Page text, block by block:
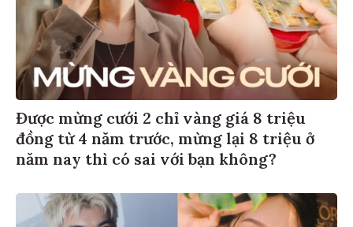
Được mừng cưới 2 chỉ vàng giá 8 triệu
đồng từ 4 năm trước, mừng lại 8 triệu ở
năm nay thì có sai với bạn không?